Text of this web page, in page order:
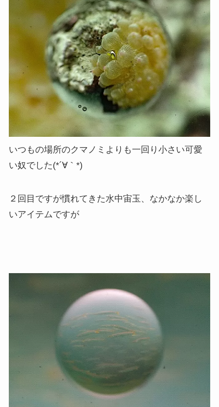
いつもの場所のクマノミよりも一回り小さい可愛
い奴でした(*´∀｀*)
２回目ですが慣れてきた水中宙玉、なかなか楽し
いアイテムですが